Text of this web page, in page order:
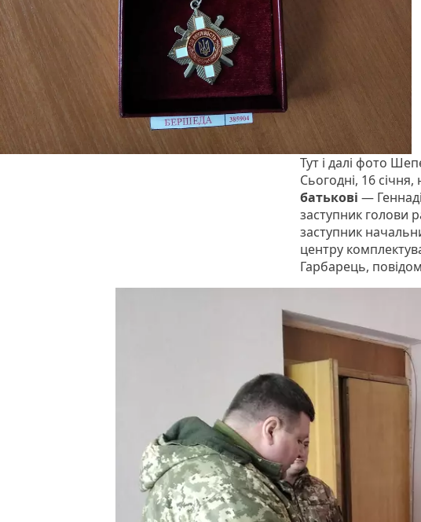
Тут і далі фото
Сьогодні, 16
батькові —
заступник голови
заступник
центру
Гарбарець,